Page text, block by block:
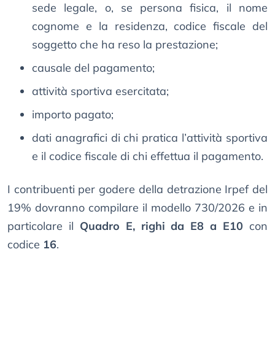
sede legale, o, se persona fisica, il nome
cognome e la residenza, codice fiscale del
soggetto che ha reso la prestazione;
causale del pagamento;
attività sportiva esercitata;
importo pagato;
dati anagrafici di chi pratica l’attività sportiva
e il codice fiscale di chi effettua il pagamento.
I contribuenti per godere della detrazione Irpef del
19% dovranno compilare il modello 730/2026 e in
particolare il Quadro E, righi da E8 a E10 con
codice 16.